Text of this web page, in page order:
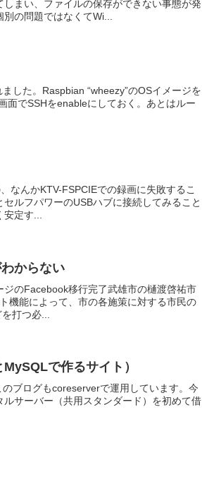
まい、ファイルの保存ができない事態が発
の問題ではなくてWi...
た。Raspbian “wheezy”のOSイメージを
面でSSHをenableにしておく。あとはルー
なんかKTV-FSPCIEでの録画に失敗するこ
ルフパワーのUSBハブに接続してみること
安定す...
からない
のFacebook移行完了武雄市の樋渡啓祐市
機能によって、市の各施策に対する市民の
打つ必...
で作るサイト）
ブログもcoreserverで運用しています。今
サーバー（共用スタンダード）を初めて借